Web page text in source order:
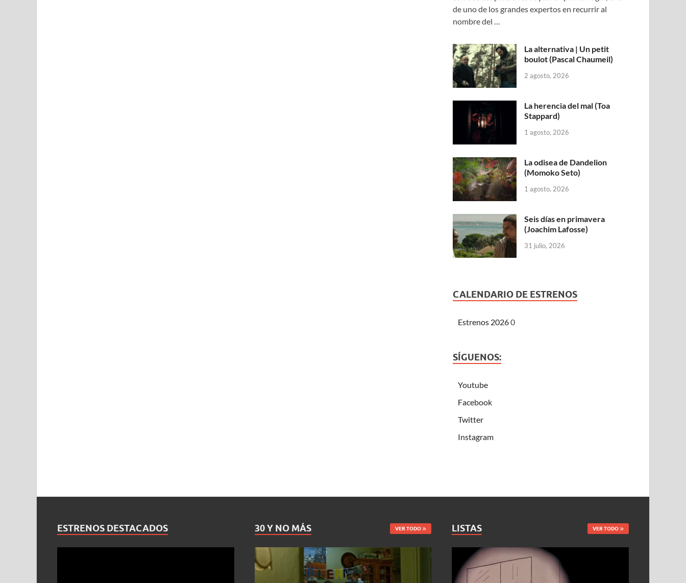
de uno de los grandes expertos en recurrir al
nombre del …
La alternativa | Un petit
boulot (Pascal Chaumeil)
2 agosto, 2026
La herencia del mal (Toa
Stappard)
1 agosto, 2026
La odisea de Dandelion
(Momoko Seto)
1 agosto, 2026
Seis días en primavera
(Joachim Lafosse)
31 julio, 2026
CALENDARIO DE ESTRENOS
Estrenos 20260
SÍGUENOS:
Youtube
Facebook
Twitter
Instagram
ESTRENOS DESTACADOS 30 Y NO MÁS VER TODO LISTAS VER TODO